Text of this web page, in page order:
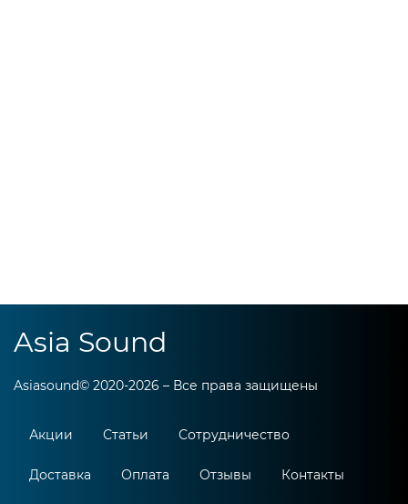
Asia Sound
Asiasound© 2020-2026 – Все права защищены
Акции Статьи Сотрудничество
Доставка Оплата Отзывы Контакты